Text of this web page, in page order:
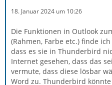
18. Januar 2024 um 10:26
Die Funktionen in Outlook
(Rahmen, Farbe etc.) finde
dass es sie in Thunderbird
Internet gesehen, dass das
vermute, dass diese lösbar
Word zu. Thunderbird